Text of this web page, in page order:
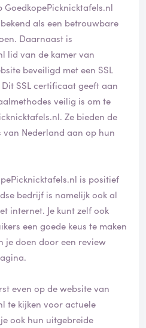
als een betrouwbare
Daarnaast is
lid van de kamer van
beveiligd met een SSL
SSL certificaat geeft aan
veilig is om te
Ze bieden de
Nederland aan op hun
is positief
bedrijf is namelijk ook al
internet. Je kunt zelf ook
een goede keus te maken
je doen door een review
even op de website van
te kijken voor actuele
ook hun uitgebreide